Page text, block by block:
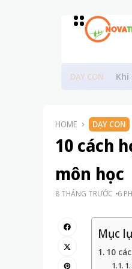
DẠY CON
HOME DẠY CON
10 cách
môn học
8 THÁNG TRƯỚC 6
Mục
10